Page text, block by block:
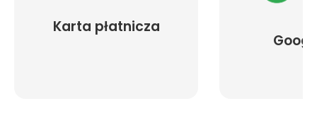
Karta płatnicza